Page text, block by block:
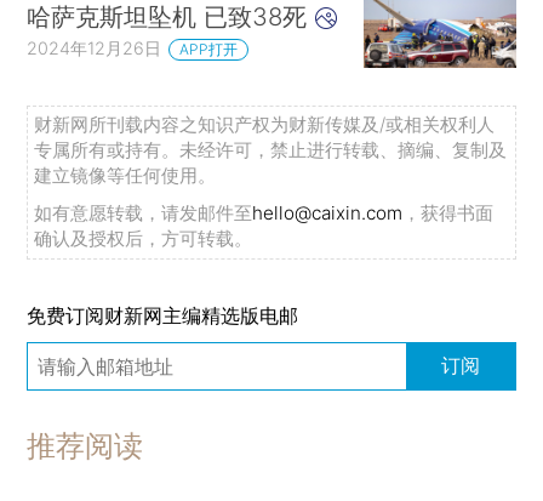
哈萨克斯坦坠机 已致38死
2024年12月26日 APP打开
财新网所刊载内容之知识产权为财新传媒及/或相关权利人
专属所有或持有。未经许可，禁止进行转载、摘编、复制及
建立镜像等任何使用。
如有意愿转载，请发邮件至hello@caixin.com ，获得书面
确认及授权后，方可转载。
免费订阅财新网主编精选版电邮
订阅
推荐阅读